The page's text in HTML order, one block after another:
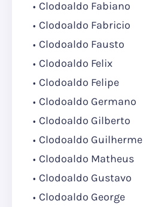
Clodoaldo Fabiano
Clodoaldo Fabricio
Clodoaldo Fausto
Clodoaldo Felix
Clodoaldo Felipe
Clodoaldo Germano
Clodoaldo Gilberto
Clodoaldo Guilherme
Clodoaldo Matheus
Clodoaldo Gustavo
Clodoaldo George